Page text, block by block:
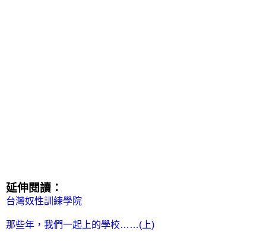
延伸閱讀：
台灣奴性訓練學院
那些年，我們一起上的學校……(上)